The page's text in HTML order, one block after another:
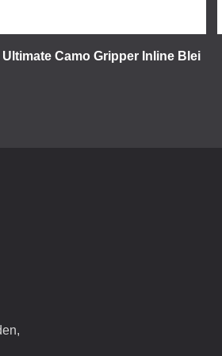
Ultimate Camo Gripper Inline Blei